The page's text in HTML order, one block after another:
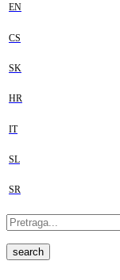
EN
CS
SK
HR
IT
SL
SR
search